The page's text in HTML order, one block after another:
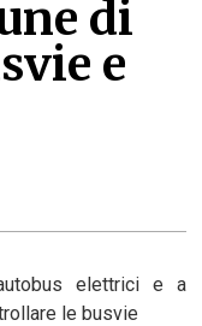
di
e
elettrici e a
le busvie